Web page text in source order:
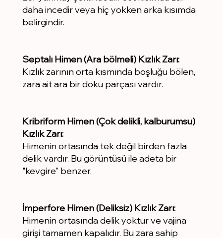
daha incedir veya hiç yokken arka kısımda
belirgindir.
Septalı Himen (Ara bölmeli) Kızlık Zarı:
Kızlık zarının orta kısmında boşluğu bölen,
zara ait ara bir doku parçası vardır.
Kribriform Himen (Çok delikli, kalburumsu)
Kızlık Zarı:
Himenin ortasında tek değil birden fazla
delik vardır. Bu görüntüsü ile adeta bir
"kevgire" benzer.
İmperfore Himen (Deliksiz) Kızlık Zarı:
Himenin ortasında delik yoktur ve vajina
girişi tamamen kapalıdır. Bu zara sahip